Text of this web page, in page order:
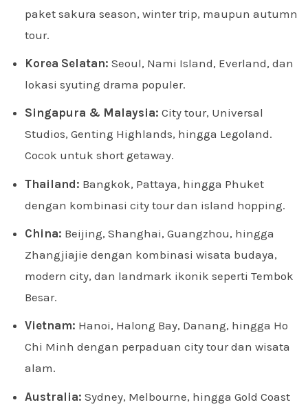
paket sakura season, winter trip, maupun autumn
tour.
Korea Selatan: Seoul, Nami Island, Everland, dan
lokasi syuting drama populer.
Singapura & Malaysia: City tour, Universal
Studios, Genting Highlands, hingga Legoland.
Cocok untuk short getaway.
Thailand: Bangkok, Pattaya, hingga Phuket
dengan kombinasi city tour dan island hopping.
China: Beijing, Shanghai, Guangzhou, hingga
Zhangjiajie dengan kombinasi wisata budaya,
modern city, dan landmark ikonik seperti Tembok
Besar.
Vietnam: Hanoi, Halong Bay, Danang, hingga Ho
Chi Minh dengan perpaduan city tour dan wisata
alam.
Australia: Sydney, Melbourne, hingga Gold Coast